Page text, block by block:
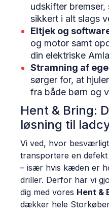
udskifter
sikkert i alt slags
Eltjek og
og motor samt
din elektriske
Stramning af
sørger for, at
fra både børn og
Hent & Bring:
løsning til
Vi ved, hvor
transportere en
– især hvis kæden er
driller. Derfor har vi
dig med vores Hent &
dækker hele